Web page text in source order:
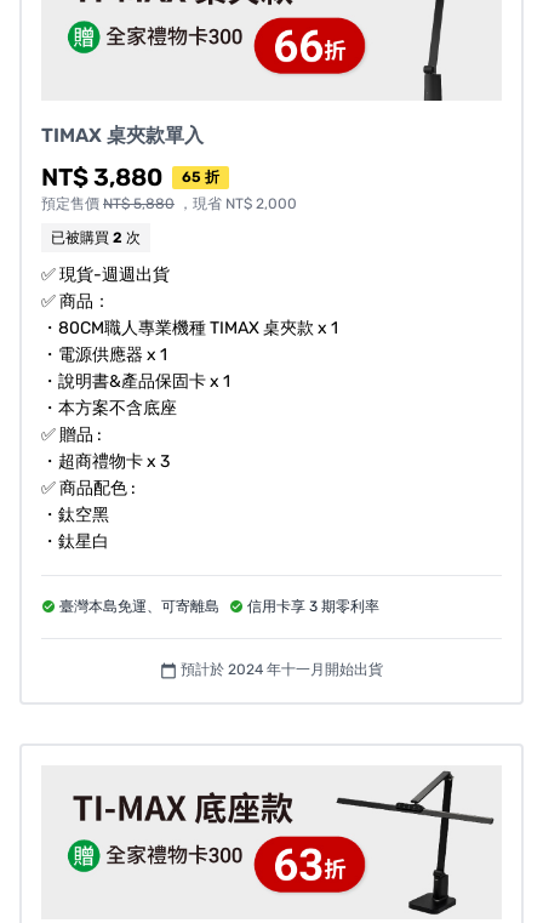
對計畫還有其他疑問嗎？請見
認為此專案有違規或不適合嘖嘖使用者的地方嗎？請
TIMAX 桌夾款單入
NT$ 3,880
65 折
預定售價 NT$ 5,880 ，現省 NT$ 2,000
已被購買 2 次
✅ 現貨-週週出貨
✅ 商品：
・80CM職人專業機種 TIMAX 桌夾款 x 1
・電源供應器 x 1
・說明書&產品保固卡 x 1
・本方案不含底座
✅ 贈品 :
・超商禮物卡 x 3
✅ 商品配色 :
・鈦空黑
・鈦星白
臺灣本島免運、可寄離島 信用卡享 3 期零利率
calendar_today 預計於 2024 年十一月開始出貨